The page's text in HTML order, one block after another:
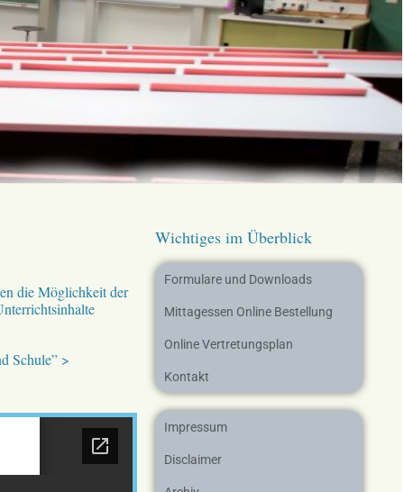
die Möglichkeit der
Schule” >
Wichtiges im Überblick
Formulare und Downloads
Mittagessen Online Bestellung
Online Vertretungsplan
Kontakt
Impressum
Disclaimer